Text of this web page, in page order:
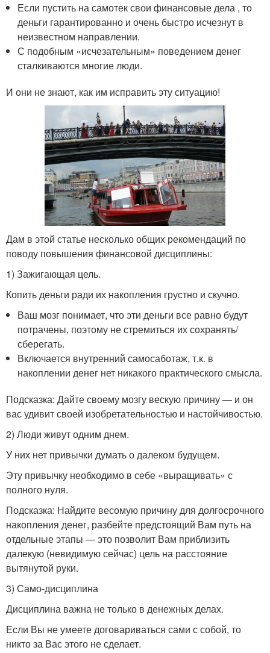
Если пустить на самотек свои финансовые дела , то
деньги гарантированно и очень быстро исчезнут в
неизвестном направлении.
С подобным «исчезательным» поведением денег
сталкиваются многие люди.
И они не знают, как им исправить эту ситуацию!
Дам в этой статье несколько общих рекомендаций по
поводу повышения финансовой дисциплины:
1) Зажигающая цель.
Копить деньги ради их накопления грустно и скучно.
Ваш мозг понимает, что эти деньги все равно будут
потрачены, поэтому не стремиться их сохранять/
сберегать.
Включается внутренний самосаботаж, т.к. в
накоплении денег нет никакого практического смысла.
Подсказка: Дайте своему мозгу вескую причину — и он
вас удивит своей изобретательностью и настойчивостью.
2) Люди живут одним днем.
У них нет привычки думать о далеком будущем.
Эту привычку необходимо в себе «выращивать» с
полного нуля.
Подсказка: Найдите весомую причину для долгосрочного
накопления денег, разбейте предстоящий Вам путь на
отдельные этапы — это позволит Вам приблизить
далекую (невидимую сейчас) цель на расстояние
вытянутой руки.
3) Само-дисциплина
Дисциплина важна не только в денежных делах.
Если Вы не умеете договариваться сами с собой, то
никто за Вас этого не сделает.